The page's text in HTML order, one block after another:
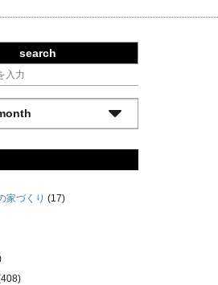
search
家づくり (17)